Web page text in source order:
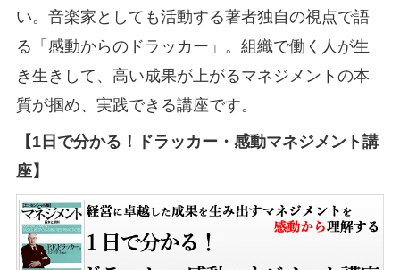
い。音楽家としても活動する著者独自の視点で語
る「感動からのドラッカー」。組織で働く人が生
き生きして、高い成果が上がるマネジメントの本
質が掴め、実践できる講座です。
【1日で分かる！ドラッカー・感動マネジメント講
座】